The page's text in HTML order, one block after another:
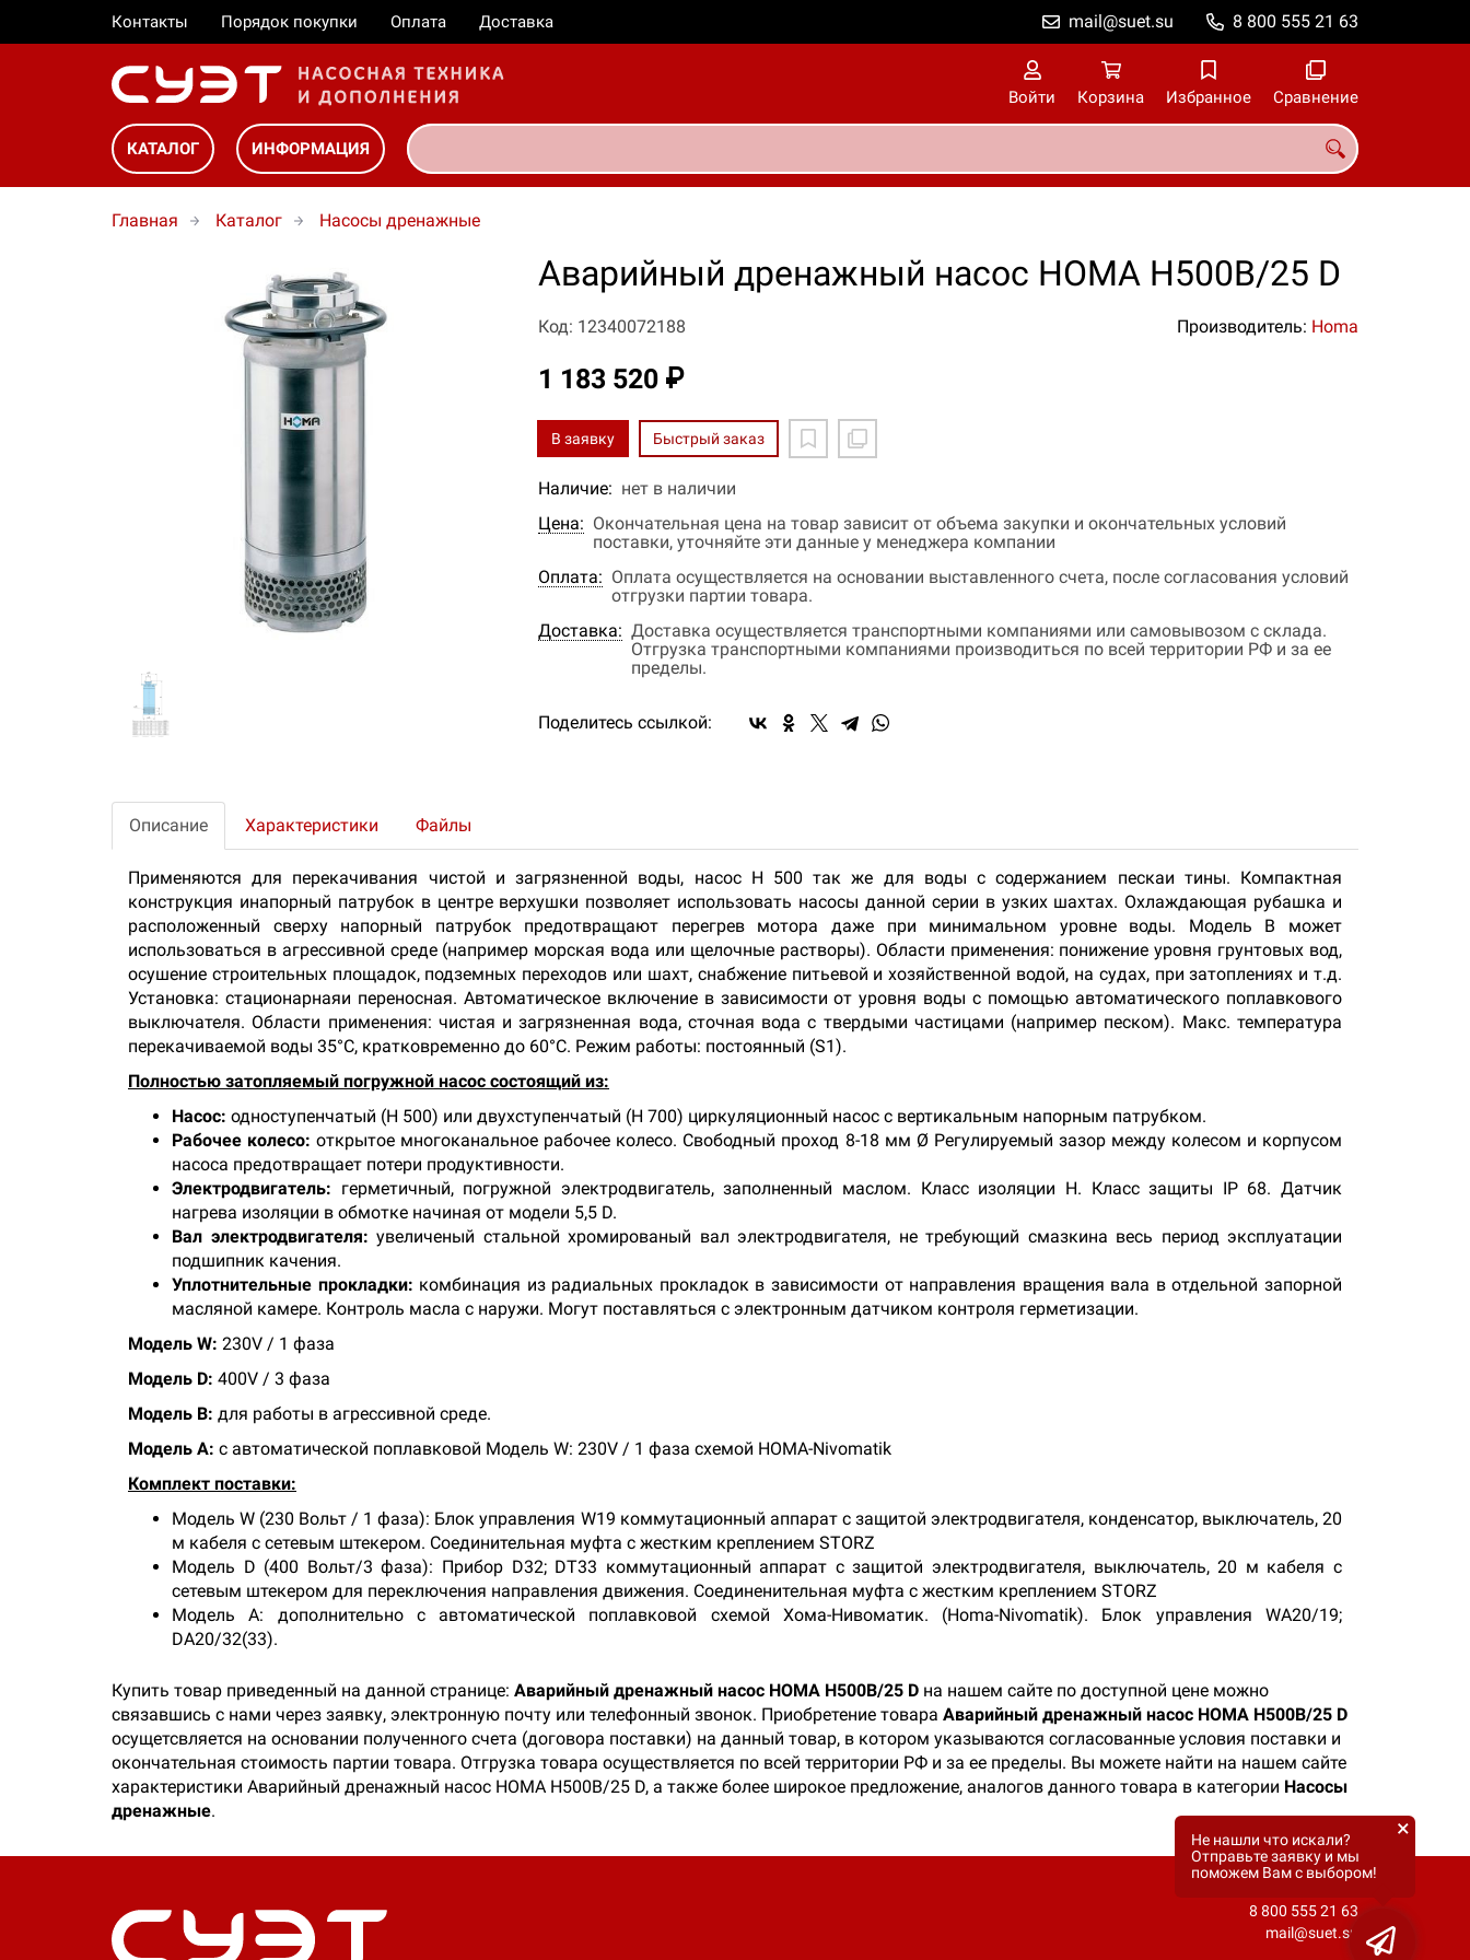
Контакты Порядок покупки Оплата Доставка 8 800 555 21 63
mail@suet.su
Войти Корзина Избранное Сравнение
КАТАЛОГ ИНФОРМАЦИЯ
Главная Каталог Насосы дренажные
Аварийный дренажный насос HOMA H500B/25 D
Код: 12340072188 Производитель: Homa
1 183 520 ₽
В заявку Быстрый заказ
Наличие: нет в наличии
Цена: Окончательная цена на товар зависит от объема закупки и окончательных условий
поставки, уточняйте эти данные у менеджера компании
Оплата: Оплата осуществляется на основании выставленного счета, после согласования условий
отгрузки партии товара.
Доставка: Доставка осуществляется транспортными компаниями или самовывозом с склада.
Отгрузка транспортными компаниями производиться по всей территории РФ и за ее
пределы.
Поделитесь ссылкой:
Описание Характеристики Файлы
Применяются для перекачивания чистой и загрязненной воды, насос Н 500 так же для воды с содержанием пескаи тины. Компактная
конструкция инапорный патрубок в центре верхушки позволяет использовать насосы данной серии в узких шахтах. Охлаждающая рубашка и
расположенный сверху напорный патрубок предотвращают перегрев мотора даже при минимальном уровне воды. Модель В может
использоваться в агрессивной среде (например морская вода или щелочные растворы). Области применения: понижение уровня грунтовых вод,
осушение строительных площадок, подземных переходов или шахт, снабжение питьевой и хозяйственной водой, на судах, при затоплениях и т.д.
Установка: стационарнаяи переносная. Автоматическое включение в зависимости от уровня воды с помощью автоматического поплавкового
выключателя. Области применения: чистая и загрязненная вода, сточная вода с твердыми частицами (например песком). Макс. температура
перекачиваемой воды 35°С, кратковременно до 60°С. Режим работы: постоянный (S1).
Полностью затопляемый погружной насос состоящий из:
Насос: одноступенчатый (Н 500) или двухступенчатый (Н 700) циркуляционный насос с вертикальным напорным патрубком.
Рабочее колесо: открытое многоканальное рабочее колесо. Свободный проход 8-18 мм Ø Регулируемый зазор между колесом и корпусом
насоса предотвращает потери продуктивности.
Электродвигатель: герметичный, погружной электродвигатель, заполненный маслом. Класс изоляции H. Класс защиты IP 68. Датчик
нагрева изоляции в обмотке начиная от модели 5,5 D.
Вал электродвигателя: увеличеный стальной хромированый вал электродвигателя, не требующий смазкина весь период эксплуатации
подшипник качения.
Уплотнительные прокладки: комбинация из радиальных прокладок в зависимости от направления вращения вала в отдельной запорной
масляной камере. Контроль масла с наружи. Могут поставляться с электронным датчиком контроля герметизации.
Модель W: 230V / 1 фаза
Модель D: 400V / 3 фаза
Модель B: для работы в агрессивной среде.
Модель A: с автоматической поплавковой Модель W: 230V / 1 фаза схемой HOMA-Nivomatik
Комплект поставки:
Модель W (230 Вольт / 1 фаза): Блок управления W19 коммутационный аппарат с защитой электродвигателя, конденсатор, выключатель, 20
м кабеля с сетевым штекером. Соединительная муфта с жестким креплением STORZ
Модель D (400 Вольт/3 фаза): Прибор D32; DT33 коммутационный аппарат с защитой электродвигателя, выключатель, 20 м кабеля с
сетевым штекером для переключения направления движения. Соединенительная муфта с жестким креплением STORZ
Модель A: дополнительно с автоматической поплавковой схемой Хома-Нивоматик. (Homa-Nivomatik). Блок управления WA20/19;
DA20/32(33).
Купить товар приведенный на данной странице: Аварийный дренажный насос HOMA H500B/25 D на нашем сайте по доступной цене можно
связавшись с нами через заявку, электронную почту или телефонный звонок. Приобретение товара Аварийный дренажный насос HOMA H500B/25 D
осущетсвляется на основании полученного счета (договора поставки) на данный товар, в котором указываются согласованные условия поставки и
окончательная стоимость партии товара. Отгрузка товара осуществляется по всей территории РФ и за ее пределы. Вы можете найти на нашем сайте
характеристики Аварийный дренажный насос HOMA H500B/25 D, а также более широкое предложение, аналогов данного товара в категории Насосы
дренажные.
8 800 555 21 63
mail@suet.su
Не нашли что искали?
Отправьте заявку и мы
поможем Вам с выбором!
×